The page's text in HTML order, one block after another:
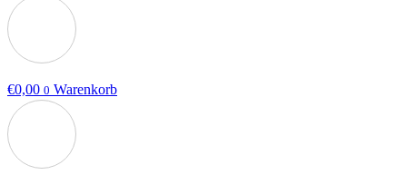
€0,00 0 Warenkorb